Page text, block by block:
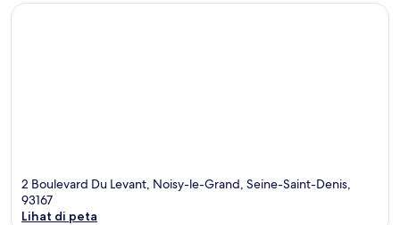
2 Boulevard Du Levant, Noisy-le-Grand, Seine-Saint-Denis,
93167
Lihat di peta